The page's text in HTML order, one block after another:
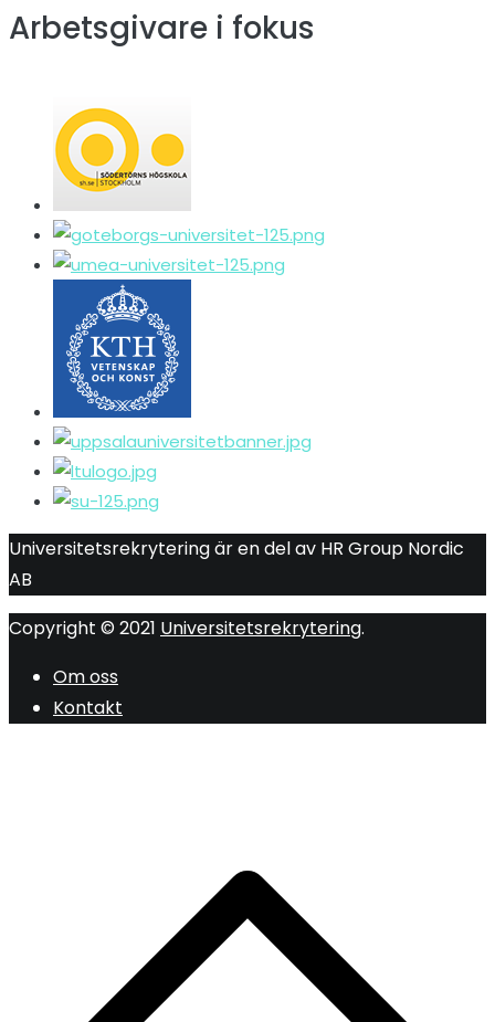
Arbetsgivare i fokus
Universitetsrekrytering är en del av HR Group Nordic
AB
Copyright © 2021 Universitetsrekrytering.
Om oss
Kontakt